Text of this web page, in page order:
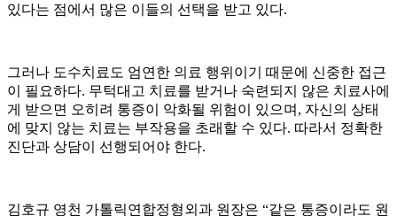
있다는 점에서 많은 이들의 선택을 받고 있다.
그러나 도수치료도 엄연한 의료 행위이기 때문에 신중한 접근
이 필요하다. 무턱대고 치료를 받거나 숙련되지 않은 치료사에
게 받으면 오히려 통증이 악화될 위험이 있으며, 자신의 상태
에 맞지 않는 치료는 부작용을 초래할 수 있다. 따라서 정확한
진단과 상담이 선행되어야 한다.
김호규 영천 가톨릭연합정형외과 원장은 “같은 통증이라도 원